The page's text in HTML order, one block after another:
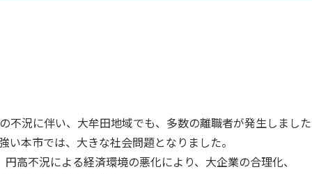
況に伴い、大牟田地域でも、多数の離職者が発生しまし
本市では、大きな社会問題となりました。
高不況による経済環境の悪化により、大企業の合理化、